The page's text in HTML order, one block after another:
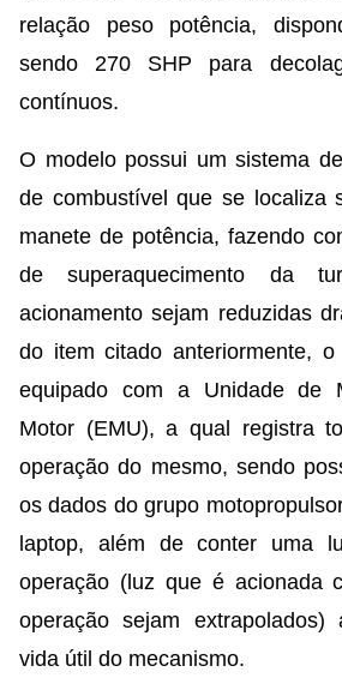
relação peso potência,
sendo 270 SHP para
contínuos.
O modelo possui um sistema
de combustível que se localiza
manete de potência, fazendo
de superaquecimento da
acionamento sejam reduzidas
do item citado anteriormente,
equipado com a Unidade de
Motor (EMU), a qual registra
operação do mesmo, sendo
os dados do grupo
laptop, além de conter uma
operação (luz que é acionada
operação sejam
vida útil do mecanismo.